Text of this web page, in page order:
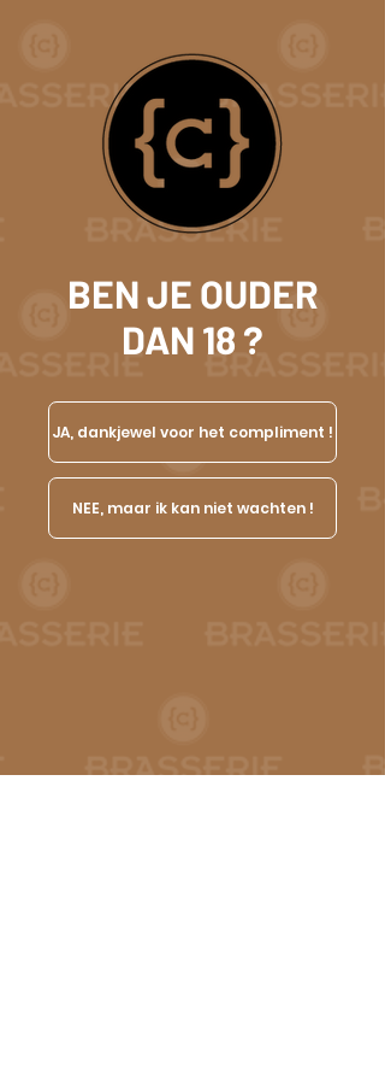
BEN JE OUDER
DAN 18 ?
JA, dankjewel voor het compliment !
NEE, maar ik kan niet wachten !